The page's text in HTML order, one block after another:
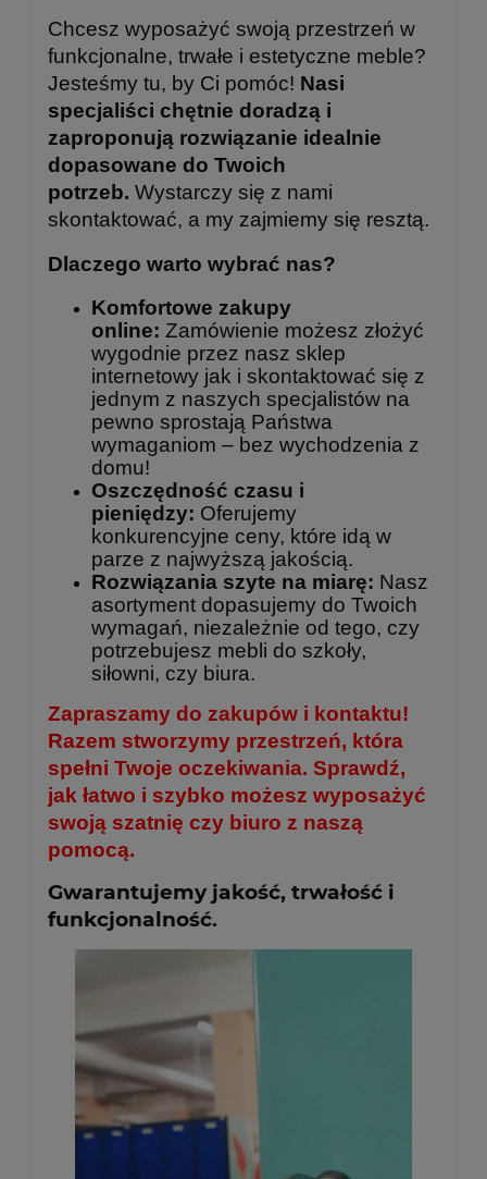
Chcesz wyposażyć swoją przestrzeń w
funkcjonalne, trwałe i estetyczne meble?
Jesteśmy tu, by Ci pomóc! Nasi
specjaliści chętnie doradzą i
zaproponują rozwiązanie idealnie
dopasowane do Twoich
potrzeb. Wystarczy się z nami
skontaktować, a my zajmiemy się resztą.
Dlaczego warto wybrać nas?
Komfortowe zakupy
online: Zamówienie możesz złożyć
wygodnie przez nasz sklep
internetowy jak i skontaktować się z
jednym z naszych specjalistów na
pewno sprostają Państwa
wymaganiom – bez wychodzenia z
domu!
Oszczędność czasu i
pieniędzy: Oferujemy
konkurencyjne ceny, które idą w
parze z najwyższą jakością.
Rozwiązania szyte na miarę: Nasz
asortyment dopasujemy do Twoich
wymagań, niezależnie od tego, czy
potrzebujesz mebli do szkoły,
siłowni, czy biura.
Zapraszamy do zakupów i kontaktu!
Razem stworzymy przestrzeń, która
spełni Twoje oczekiwania. Sprawdź,
jak łatwo i szybko możesz wyposażyć
swoją szatnię czy biuro z naszą
pomocą.
Gwarantujemy jakość, trwałość i
funkcjonalność.